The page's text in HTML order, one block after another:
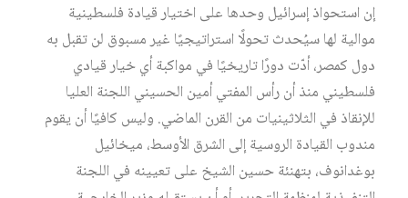
إن استحواذ إسرائيل وحدها على اختيار قيادة فلسطينية
موالية لها سيُحدث تحولًا استراتيجيًا غير مسبوق لن تقبل به
دول كمصر، أدّت دورًا تاريخيًا في مواكبة أي خيار قيادي
فلسطيني منذ أن رأس المفتي أمين الحسيني اللجنة العليا
للإنقاذ في الثلاثينيات من القرن الماضي. وليس كافيًا أن يقوم
مندوب القيادة الروسية إلى الشرق الأوسط، ميخائيل
بوغدانوف، بتهنئة حسين الشيخ على تعيينه في اللجنة